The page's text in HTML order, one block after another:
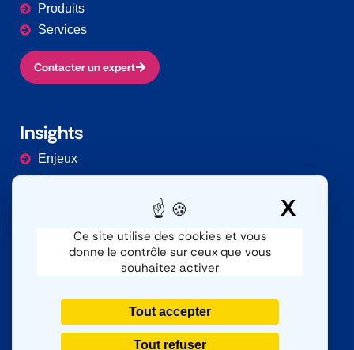
Ce site utilise des cookies et vous
donne le contrôle sur ceux que vous
souhaitez activer
Tout accepter
Tout refuser
X
Produits
Services
Contacter un expert
Insights
Enjeux
Secteurs
Contacter
SAV
Nous rejoindre